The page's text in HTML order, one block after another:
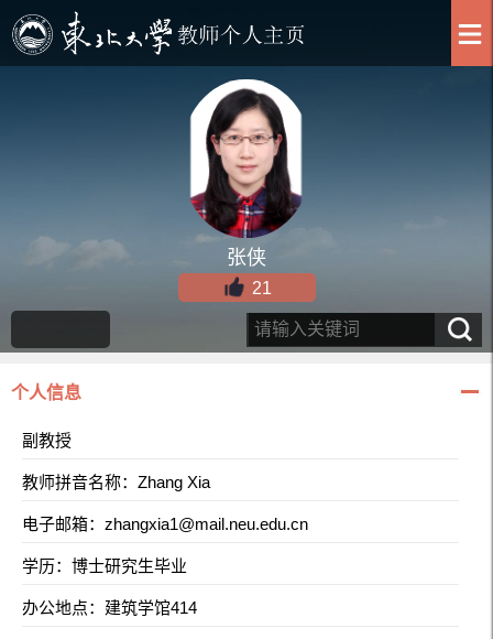
张侠
21
个人信息
副教授
教师拼音名称：Zhang Xia
电子邮箱： zhangxia1@mail.neu.edu.cn
学历：博士研究生毕业
办公地点：建筑学馆414